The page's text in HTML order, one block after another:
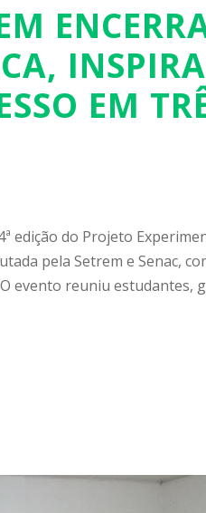
EM
edição do Projeto
pela Setrem e Senac,
evento reuniu estudantes,